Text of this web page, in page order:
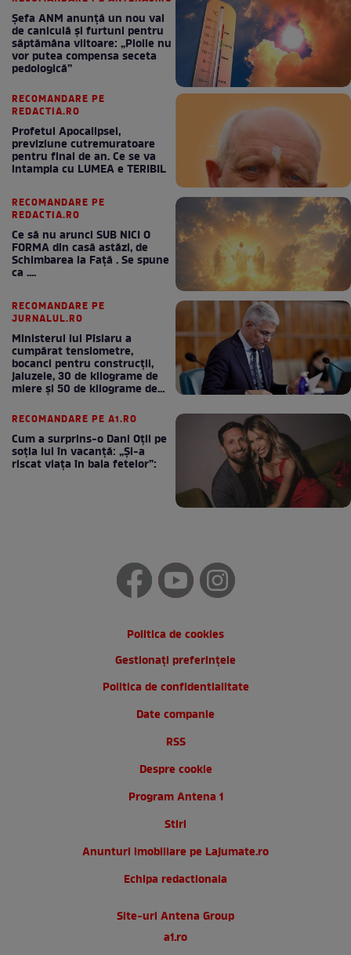
Șefa ANM anunță un nou val
de caniculă și furtuni pentru
săptămâna viitoare: „Ploile nu
vor putea compensa seceta
pedologică”
RECOMANDARE PE
REDACTIA.RO
Profetul Apocalipsei,
previziune cutremuratoare
pentru final de an. Ce se va
intampla cu LUMEA e TERIBIL
RECOMANDARE PE
REDACTIA.RO
Ce să nu arunci SUB NICI O
FORMA din casă astăzi, de
Schimbarea la Față . Se spune
ca ....
RECOMANDARE PE
JURNALUL.RO
Ministerul lui Pîslaru a
cumpărat tensiometre,
bocanci pentru construcții,
jaluzele, 30 de kilograme de
miere și 50 de kilograme de
RECOMANDARE PE A1.RO
Cum a surprins-o Dani Oțil pe
soția lui în vacanță: „Și-a
riscat viața în baia fetelor”:
Politica de cookies
Gestionați preferințele
Politica de confidentialitate
Date companie
RSS
Despre cookie
Program Antena 1
Stiri
Anunturi imobiliare pe Lajumate.ro
Echipa redactionala
Site-uri Antena Group
a1.ro